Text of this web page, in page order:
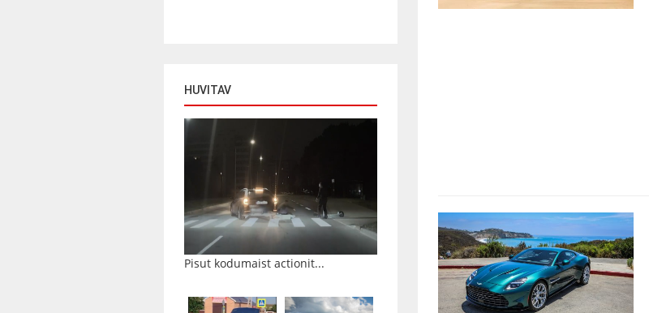
HUVITAV
Pisut kodumaist actionit...